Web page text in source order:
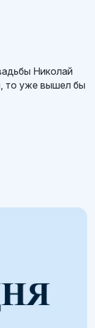
Николай
то уже вышел бы